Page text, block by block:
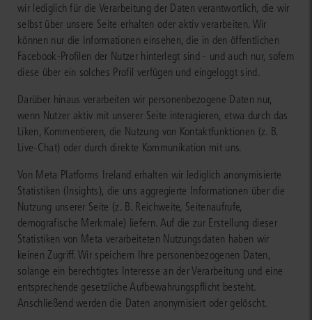
wir lediglich für die Verarbeitung der Daten verantwortlich, die wir
selbst über unsere Seite erhalten oder aktiv verarbeiten. Wir
können nur die Informationen einsehen, die in den öffentlichen
Facebook-Profilen der Nutzer hinterlegt sind - und auch nur, sofern
diese über ein solches Profil verfügen und eingeloggt sind.
Darüber hinaus verarbeiten wir personenbezogene Daten nur,
wenn Nutzer aktiv mit unserer Seite interagieren, etwa durch das
Liken, Kommentieren, die Nutzung von Kontaktfunktionen (z. B.
Live-Chat) oder durch direkte Kommunikation mit uns.
Von Meta Platforms Ireland erhalten wir lediglich anonymisierte
Statistiken (Insights), die uns aggregierte Informationen über die
Nutzung unserer Seite (z. B. Reichweite, Seitenaufrufe,
demografische Merkmale) liefern. Auf die zur Erstellung dieser
Statistiken von Meta verarbeiteten Nutzungsdaten haben wir
keinen Zugriff. Wir speichern Ihre personenbezogenen Daten,
solange ein berechtigtes Interesse an der Verarbeitung und eine
entsprechende gesetzliche Aufbewahrungspflicht besteht.
Anschließend werden die Daten anonymisiert oder gelöscht.